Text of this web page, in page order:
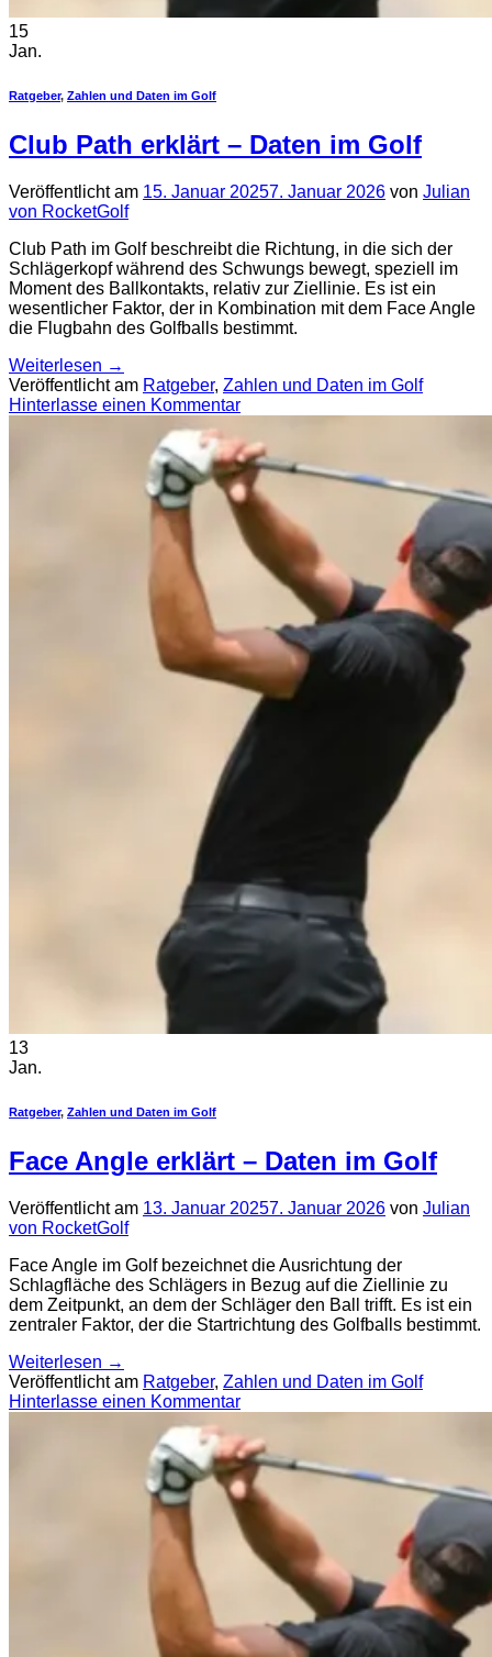
15
Jan.
Ratgeber, Zahlen und Daten im Golf
Club Path erklärt – Daten im Golf
Veröffentlicht am 15. Januar 20257. Januar 2026 von Julian
von RocketGolf
Club Path im Golf beschreibt die Richtung, in die sich der
Schlägerkopf während des Schwungs bewegt, speziell im
Moment des Ballkontakts, relativ zur Ziellinie. Es ist ein
wesentlicher Faktor, der in Kombination mit dem Face Angle
die Flugbahn des Golfballs bestimmt.
Weiterlesen →
Veröffentlicht am Ratgeber, Zahlen und Daten im Golf
Hinterlasse einen Kommentar
13
Jan.
Ratgeber, Zahlen und Daten im Golf
Face Angle erklärt – Daten im Golf
Veröffentlicht am 13. Januar 20257. Januar 2026 von Julian
von RocketGolf
Face Angle im Golf bezeichnet die Ausrichtung der
Schlagfläche des Schlägers in Bezug auf die Ziellinie zu
dem Zeitpunkt, an dem der Schläger den Ball trifft. Es ist ein
zentraler Faktor, der die Startrichtung des Golfballs bestimmt.
Weiterlesen →
Veröffentlicht am Ratgeber, Zahlen und Daten im Golf
Hinterlasse einen Kommentar